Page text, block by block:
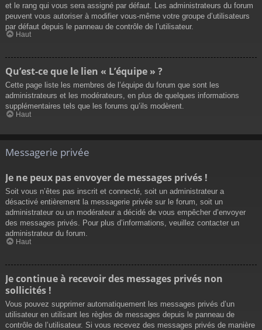
et le rang qui vous sera assigné par défaut. Les administrateurs du forum
peuvent vous autoriser à modifier vous-même votre groupe d’utilisateurs
par défaut depuis le panneau de contrôle de l’utilisateur.
Haut
Qu’est-ce que le lien « L’équipe » ?
Cette page liste les membres de l’équipe du forum que sont les
administrateurs et les modérateurs, en plus de quelques informations
supplémentaires tels que les forums qu’ils modèrent.
Haut
Messagerie privée
Je ne peux pas envoyer de messages privés !
Soit vous n’êtes pas inscrit et connecté, soit un administrateur a
désactivé entièrement la messagerie privée sur le forum, soit un
administrateur ou un modérateur a décidé de vous empêcher d’envoyer
des messages privés. Pour plus d’informations, veuillez contacter un
administrateur du forum.
Haut
Je continue à recevoir des messages privés non
sollicités !
Vous pouvez supprimer automatiquement les messages privés d’un
utilisateur en utilisant les règles de messages depuis le panneau de
contrôle de l’utilisateur. Si vous recevez des messages privés de manière